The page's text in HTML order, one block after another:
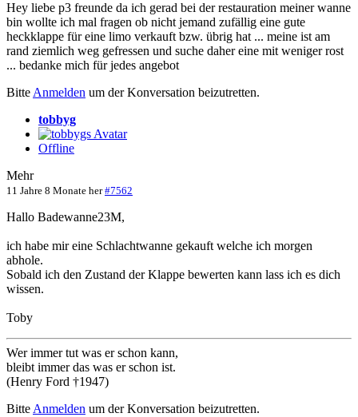
Hey liebe p3 freunde da ich gerad bei der restauration meiner wanne
bin wollte ich mal fragen ob nicht jemand zufällig eine gute
heckklappe für eine limo verkauft bzw. übrig hat ... meine ist am
rand ziemlich weg gefressen und suche daher eine mit weniger rost
... bedanke mich für jedes angebot
Bitte Anmelden um der Konversation beizutretten.
tobbyg
Offline
Mehr
11 Jahre 8 Monate her #7562
Hallo Badewanne23M,
ich habe mir eine Schlachtwanne gekauft welche ich morgen
abhole.
Sobald ich den Zustand der Klappe bewerten kann lass ich es dich
wissen.
Toby
Wer immer tut was er schon kann,
bleibt immer das was er schon ist.
(Henry Ford †1947)
Bitte Anmelden um der Konversation beizutretten.